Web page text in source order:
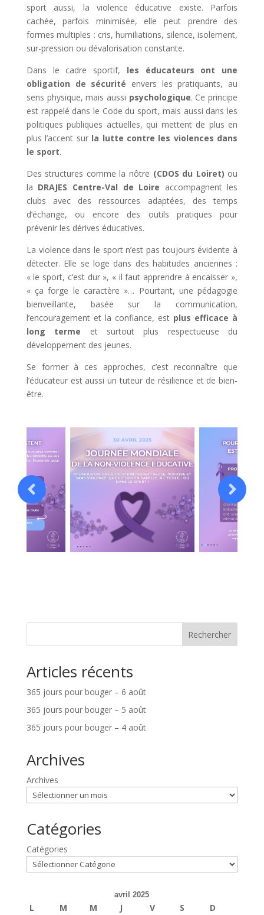
sport aussi, la violence éducative existe. Parfois
cachée, parfois minimisée, elle peut prendre des
formes multiples : cris, humiliations, silence, isolement,
sur-pression ou dévalorisation constante.
Dans le cadre sportif, les éducateurs ont une
obligation de sécurité envers les pratiquants, au
sens physique, mais aussi psychologique. Ce principe
est rappelé dans le Code du sport, mais aussi dans les
politiques publiques actuelles, qui mettent de plus en
plus l’accent sur la lutte contre les violences dans
le sport.
Des structures comme la nôtre (CDOS du Loiret) ou
la DRAJES Centre-Val de Loire accompagnent les
clubs avec des ressources adaptées, des temps
d’échange, ou encore des outils pratiques pour
prévenir les dérives éducatives.
La violence dans le sport n’est pas toujours évidente à
détecter. Elle se loge dans des habitudes anciennes :
« le sport, c’est dur », « il faut apprendre à encaisser »,
« ça forge le caractère »… Pourtant, une pédagogie
bienveillante, basée sur la communication,
l’encouragement et la confiance, est plus efficace à
long terme et surtout plus respectueuse du
développement des jeunes.
Se former à ces approches, c’est reconnaître que
l’éducateur est aussi un tuteur de résilience et de bien-
être.
Rechercher
Articles récents
365 jours pour bouger – 6 août
365 jours pour bouger – 5 août
365 jours pour bouger – 4 août
Archives
Archives
Catégories
Catégories
avril 2025
L M M J V S D